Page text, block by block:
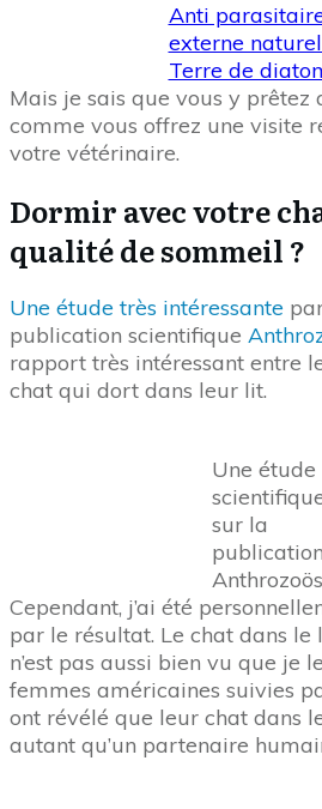
Anti
externe
Terre de
Mais je sais que vous y prêtez
comme vous offrez une visite
votre vétérinaire.
Dormir avec votre
qualité de sommeil ?
Une étude très intéressante
publication scientifique
rapport très intéressant entre
chat qui dort dans leur lit.
Une étude
sur la
publication
Anthrozoös
Cependant, j’ai été
par le résultat. Le chat dans
n’est pas aussi bien vu que je
femmes américaines suivies
ont révélé que leur chat dans
autant qu’un partenaire